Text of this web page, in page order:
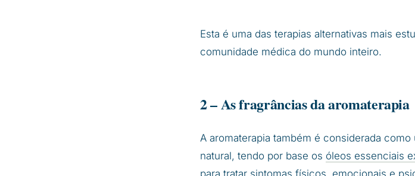
Esta é uma das terapias alternativas mais
comunidade médica do mundo inteiro.
2 – As fragrâncias da aromaterapia
A aromaterapia também é considerada
natural, tendo por base os óleos essenciais